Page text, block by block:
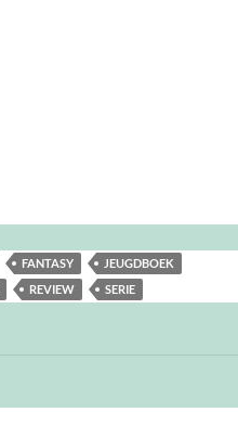
FANTASY
JEUGDBOEK
REVIEW SERIE